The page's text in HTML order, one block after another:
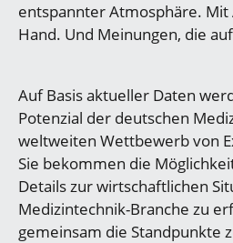
entspannter Atmosphäre. Mit
Hand. Und Meinungen, die
Auf Basis aktueller Daten
Potenzial der deutschen
weltweiten Wettbewerb von
Sie bekommen die
Details zur wirtschaftlichen
Medizintechnik-Branche zu
gemeinsam die Standpunkte